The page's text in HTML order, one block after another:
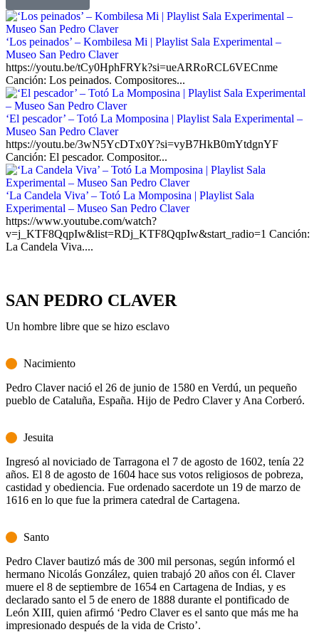
‘Los peinados’ – Kombilesa Mi | Playlist Sala Experimental –
Museo San Pedro Claver
https://youtu.be/tCy0HphFRYk?si=ueARRoRCL6VECnme
Canción: Los peinados. Compositores...
‘El pescador’ – Totó La Momposina | Playlist Sala Experimental –
Museo San Pedro Claver
https://youtu.be/3wN5YcDTx0Y?si=vyB7HkB0mYtdgnYF
Canción: El pescador. Compositor...
‘La Candela Viva’ – Totó La Momposina | Playlist Sala
Experimental – Museo San Pedro Claver
https://www.youtube.com/watch?
v=j_KTF8QqpIw&list=RDj_KTF8QqpIw&start_radio=1 Canción:
La Candela Viva....
SAN PEDRO CLAVER
Un hombre libre que se hizo esclavo
Nacimiento
Pedro Claver nació el 26 de junio de 1580 en Verdú, un pequeño
pueblo de Cataluña, España. Hijo de Pedro Claver y Ana Corberó.
Jesuita
Ingresó al noviciado de Tarragona el 7 de agosto de 1602, tenía 22
años. El 8 de agosto de 1604 hace sus votos religiosos de pobreza,
castidad y obediencia. Fue ordenado sacerdote un 19 de marzo de
1616 en lo que fue la primera catedral de Cartagena.
Santo
Pedro Claver bautizó más de 300 mil personas, según informó el
hermano Nicolás González, quien trabajó 20 años con él. Claver
muere el 8 de septiembre de 1654 en Cartagena de Indias, y es
declarado santo el 5 de enero de 1888 durante el pontificado de
León XIII, quien afirmó ‘Pedro Claver es el santo que más me ha
impresionado después de la vida de Cristo’.